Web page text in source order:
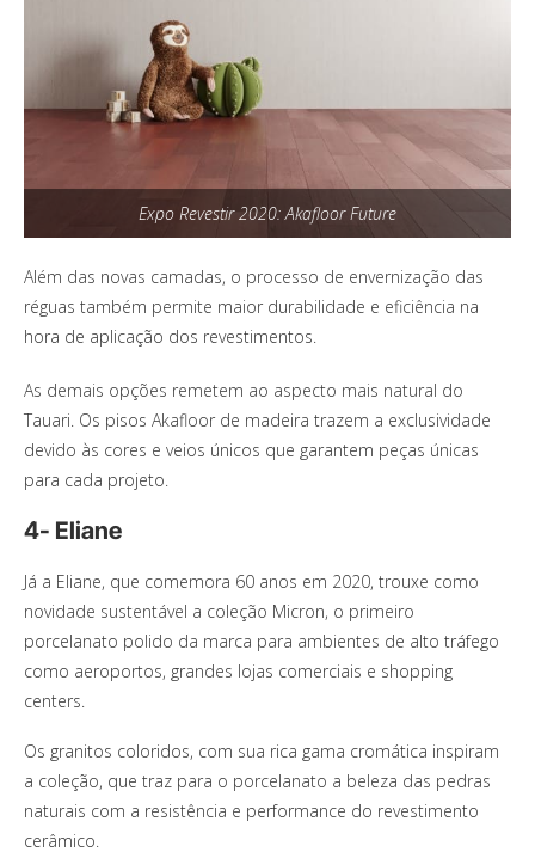
Expo Revestir 2020: Akafloor Future
Além das novas camadas, o processo de envernização das
réguas também permite maior durabilidade e eficiência na
hora de aplicação dos revestimentos.
As demais opções remetem ao aspecto mais natural do
Tauari. Os pisos Akafloor de madeira trazem a exclusividade
devido às cores e veios únicos que garantem peças únicas
para cada projeto.
4- Eliane
Já a Eliane, que comemora 60 anos em 2020, trouxe como
novidade sustentável a coleção Micron, o primeiro
porcelanato polido da marca para ambientes de alto tráfego
como aeroportos, grandes lojas comerciais e shopping
centers.
Os granitos coloridos, com sua rica gama cromática inspiram
a coleção, que traz para o porcelanato a beleza das pedras
naturais com a resistência e performance do revestimento
cerâmico.